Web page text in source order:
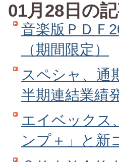
01月28日の
音楽版ＰＤＦ
（期間限定）
スペシャ、通
半期連結業績
エイベックス
ンプ＋」と新